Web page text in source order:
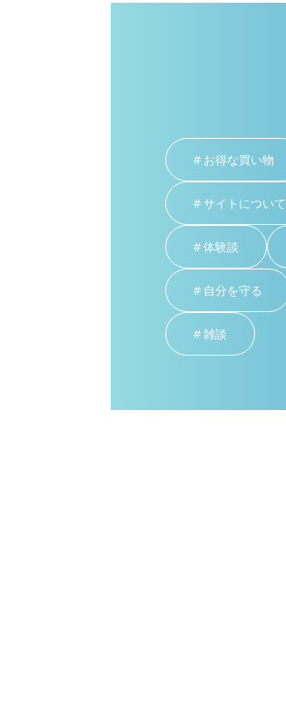
お得な買い物
サイトについて
体験談
自分を守る
雑談